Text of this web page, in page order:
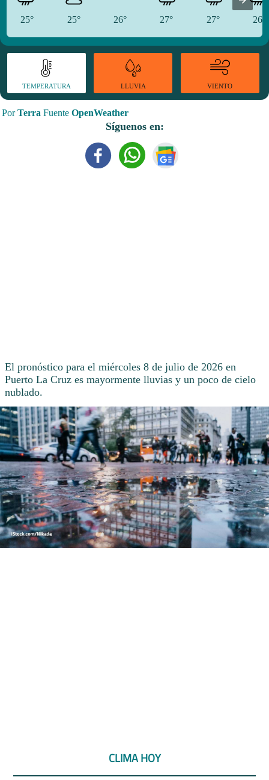
25° 25° 26° 27° 27° 26°
TEMPERATURA LLUVIA VIENTO
PorTerra Fuente OpenWeather
Síguenos en:
El pronóstico para el miércoles 8 de julio de 2026 en
Puerto La Cruz es mayormente lluvias y un poco de cielo
nublado.
CLIMA HOY